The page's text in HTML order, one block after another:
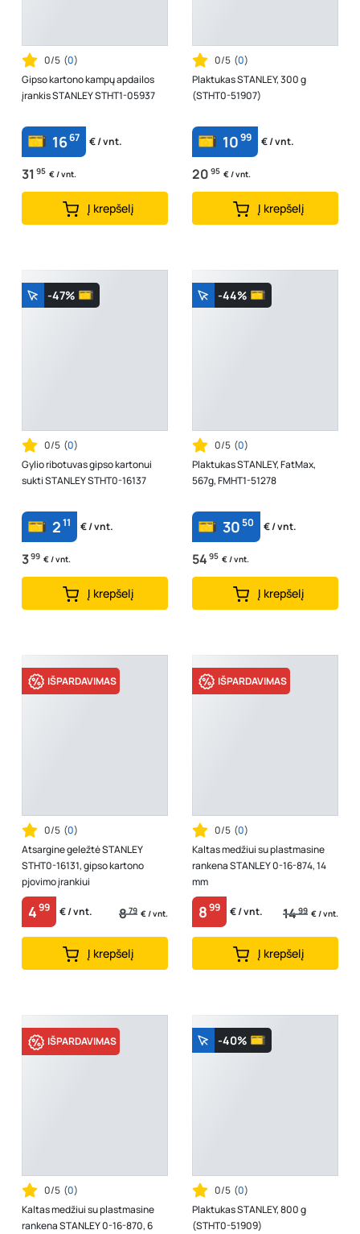
0/5 (0)
Gipso kartono kampų apdailos
įrankis STANLEY STHT1-05937
1667 € / vnt.
31 95 € / vnt.
Į krepšelį
0/5 (0)
Plaktukas STANLEY, 300 g
(STHT0-51907)
1099 € / vnt.
20 95 € / vnt.
Į krepšelį
-47%
0/5 (0)
Gylio ribotuvas gipso kartonui
sukti STANLEY STHT0-16137
211 € / vnt.
399 € / vnt.
Į krepšelį
-44%
0/5 (0)
Plaktukas STANLEY, FatMax,
567g, FMHT1-51278
3050 € / vnt.
54 95 € / vnt.
Į krepšelį
IŠPARDAVIMAS
0/5 (0)
Atsargine geležtė STANLEY
STHT0-16131, gipso kartono
pjovimo įrankiui
499 € / vnt. 879 € / vnt.
Į krepšelį
IŠPARDAVIMAS
0/5 (0)
Kaltas medžiui su plastmasine
rankena STANLEY 0-16-874, 14
mm
899 € / vnt. 1499 € / vnt.
Į krepšelį
IŠPARDAVIMAS
0/5 (0)
Kaltas medžiui su plastmasine
rankena STANLEY 0-16-870, 6
-40%
0/5 (0)
Plaktukas STANLEY, 800 g
(STHT0-51909)